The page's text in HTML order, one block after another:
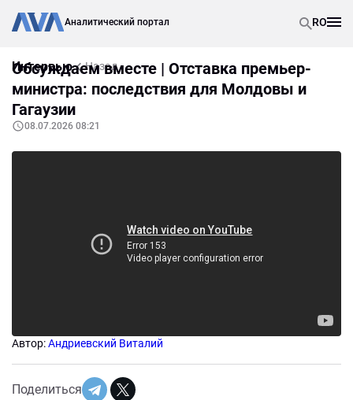
Аналитический портал RO
Интервью Назад
Обсуждаем вместе | Отставка премьер-
министра: последствия для Молдовы и
Гагаузии
08.07.2026 08:21
Автор:Андриевский Виталий
Поделиться